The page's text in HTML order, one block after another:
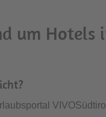
um Hotels